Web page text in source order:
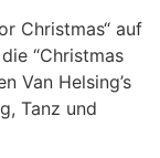
Christmas“ auf
“Christmas
Van Helsing’s
Tanz und